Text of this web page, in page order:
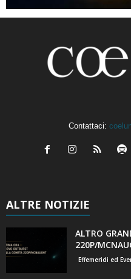
Contattaci:
ALTRE NOTIZIE
ALTRO
220P/
Effemeridi ed